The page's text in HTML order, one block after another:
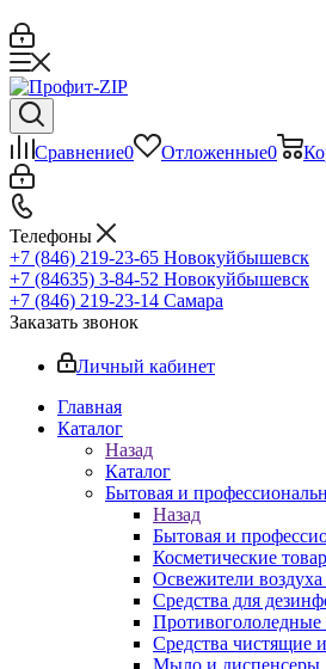
Сравнение0 Отложенные0
Телефоны
+7 (846) 219-23-65 Новокуйбышевск
+7 (84635) 3-84-52 Новокуйбышевск
+7 (846) 219-23-14 Самара
Заказать звонок
Личный кабинет
Главная
Каталог
Назад
Каталог
Бытовая и
Назад
Бытовая и
Косметические
Освежители
Средства для
Противогололедные
Средства чистящие
Мыло и диспенсеры